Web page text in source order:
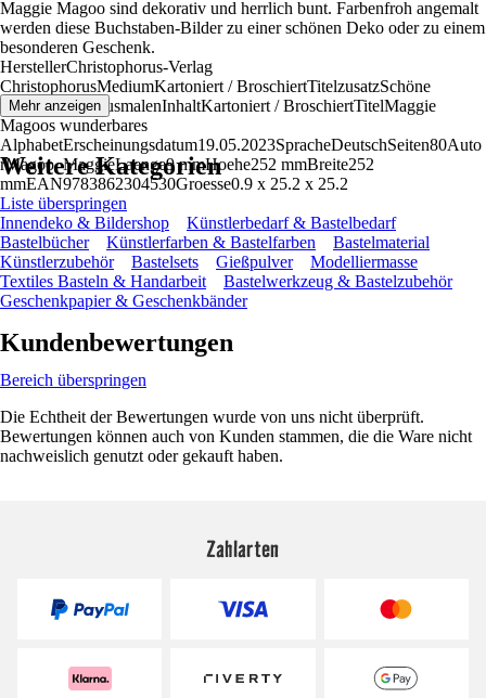
Maggie Magoo sind dekorativ und herrlich bunt. Farbenfroh angemalt
werden diese Buchstaben-Bilder zu einer schönen Deko oder zu einem
besonderen Geschenk.
HerstellerChristophorus-Verlag
ChristophorusMediumKartoniert / BroschiertTitelzusatzSchöne
Initialen zum AusmalenInhaltKartoniert / BroschiertTitelMaggie
Magoos wunderbares
AlphabetErscheinungsdatum19.05.2023SpracheDeutschSeiten80Auto
rMagoo, MaggieLaenge9 mmHoehe252 mmBreite252
mmEAN9783862304530Groesse0.9 x 25.2 x 25.2
Mehr anzeigen
Weitere Kategorien
Liste überspringen
Innendeko & Bildershop
Künstlerbedarf & Bastelbedarf
Bastelbücher
Künstlerfarben & Bastelfarben
Bastelmaterial
Künstlerzubehör
Bastelsets Gießpulver
Modelliermasse
Textiles Basteln & Handarbeit
Bastelwerkzeug & Bastelzubehör
Geschenkpapier & Geschenkbänder
Kundenbewertungen
Bereich überspringen
Die Echtheit der Bewertungen wurde von uns nicht überprüft.
Bewertungen können auch von Kunden stammen, die die Ware nicht
nachweislich genutzt oder gekauft haben.
Zahlarten